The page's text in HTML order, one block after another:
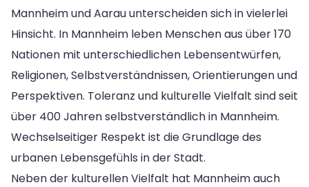
Mannheim und Aarau unterscheiden sich in vielerlei
Hinsicht. In Mannheim leben Menschen aus über 170
Nationen mit unterschiedlichen Lebensentwürfen,
Religionen, Selbstverständnissen, Orientierungen und
Perspektiven. Toleranz und kulturelle Vielfalt sind seit
über 400 Jahren selbstverständlich in Mannheim.
Wechselseitiger Respekt ist die Grundlage des
urbanen Lebensgefühls in der Stadt.
Neben der kulturellen Vielfalt hat Mannheim auch